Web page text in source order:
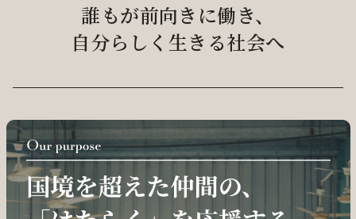
誰もが前向きに働き、
自分らしく生きる社会へ